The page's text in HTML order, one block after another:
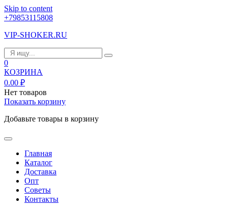
Skip to content
+79853115808
VIP-SHOKER.RU
0
КОЗРИНА
0.00 ₽
Нет товаров
Показать корзину
Добавьте товары в корзину
Главная
Каталог
Доставка
Опт
Советы
Контакты